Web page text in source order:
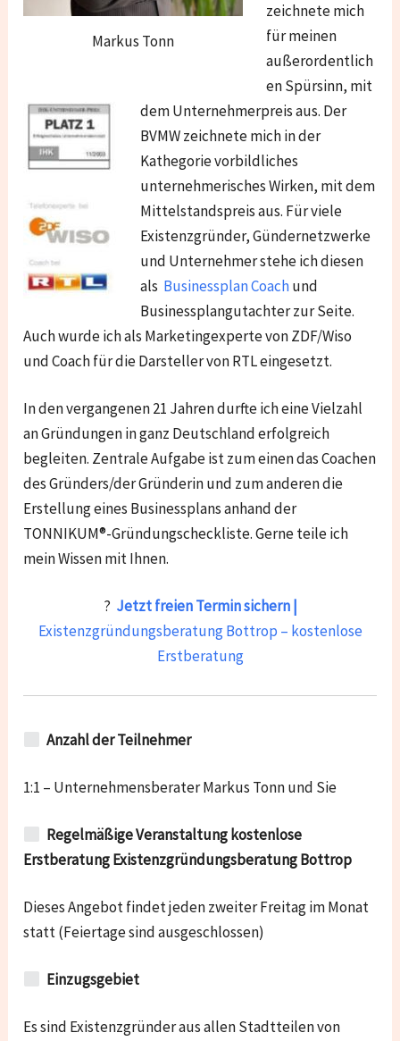
Markus Tonn
zeichnete mich
für meinen
außerordentlich
en Spürsinn, mit
dem Unternehmerpreis aus. Der
BVMW zeichnete mich in der
Kathegorie vorbildliches
unternehmerisches Wirken, mit dem
Mittelstandspreis aus. Für viele
Existenzgründer, Gündernetzwerke
und Unternehmer stehe ich diesen
als Businessplan Coachund
Businessplangutachter zur Seite.
Auch wurde ich als Marketingexperte von ZDF/Wiso
und Coach für die Darsteller von RTL eingesetzt.
In den vergangenen 21 Jahren durfte ich eine Vielzahl
an Gründungen in ganz Deutschland erfolgreich
begleiten. Zentrale Aufgabe ist zum einen das Coachen
des Gründers/der Gründerin und zum anderen die
Erstellung eines Businessplans anhand der
TONNIKUM®-Gründungscheckliste. Gerne teile ich
mein Wissen mit Ihnen.
? Jetzt freien Termin sichern |
Existenzgründungsberatung Bottrop – kostenlose
Erstberatung
Anzahl der Teilnehmer
1:1 – Unternehmensberater Markus Tonn und Sie
Regelmäßige Veranstaltung kostenlose
Erstberatung Existenzgründungsberatung Bottrop
Dieses Angebot findet jeden zweiter Freitag im Monat
statt (Feiertage sind ausgeschlossen)
Einzugsgebiet
Es sind Existenzgründer aus allen Stadtteilen von